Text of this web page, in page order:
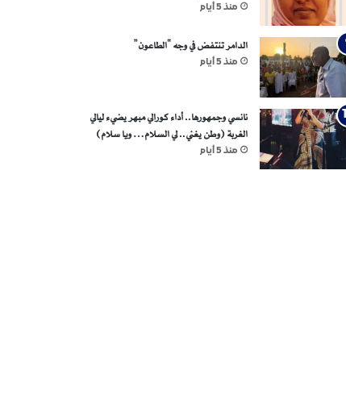
منذ 5 أيام
الدامر تنتفض في وجه “الطاعون”
منذ 5 أيام
نانسي وجمهورها.. أداء كورالي مبهر يضيء ليالي
الغربة (وطن يغني.. لي السلام… ويا سلام)
منذ 5 أيام